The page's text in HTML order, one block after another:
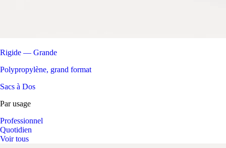
Rigide — Grande
Polypropylène, grand format
Sacs à Dos
Par usage
Professionnel
Quotidien
Voir tous